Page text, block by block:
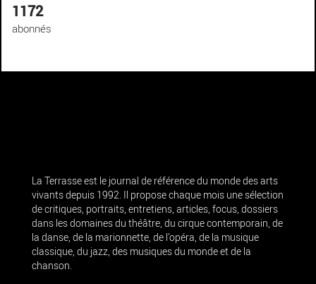
1172
abonnés
La Terrasse est le journal de référence du monde des arts
vivants depuis 1992. Il propose chaque mois une sélection
de critiques, portraits, entretiens, articles, focus, dossiers
dans les domaines du théâtre, du cirque contemporain, de
la danse, de la marionnette, de l’opéra, de la musique
classique, du jazz, des musiques du monde et de la
chanson.